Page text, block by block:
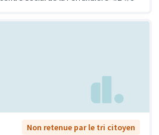
Non retenue par le tri citoyen